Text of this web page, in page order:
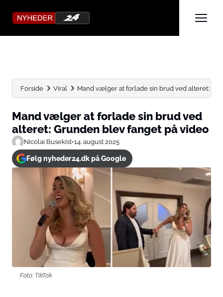
Forside Viral Mand vælger at forlade sin brud ved alteret:
Mand vælger at forlade sin brud ved
alteret: Grunden blev fanget på video
Nicolai Busekist•14. august 2025
Følg nyheder24.dk på Google
Foto: TikTok